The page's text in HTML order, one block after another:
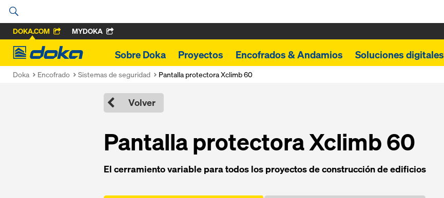
DOKA.COM MYDOKA
Doka
Sobre Doka Proyectos Encofrados & Andamios Soluciones digitales
Doka Encofrado Sistemas de seguridad Pantalla protectora Xclimb 60
Volver
Pantalla protectora Xclimb 60
El cerramiento variable para todos los proyectos de construcción de edificios